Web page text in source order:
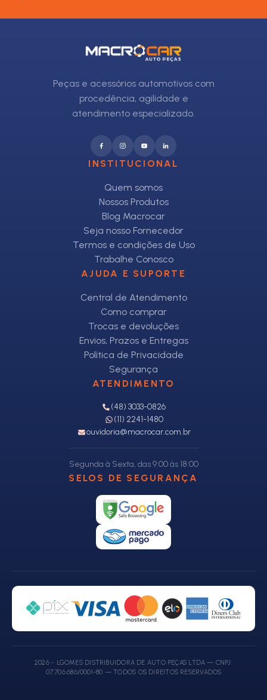
Peças e acessórios automotivos com
procedência, agilidade e
atendimento especializado.
INSTITUCIONAL
Quem somos
Nossos Produtos
Blog Macrocar
Seja nosso Fornecedor
Termos e condições de Uso
Trabalhe Conosco
AJUDA E SUPORTE
Central de Atendimento
Como comprar
Trocas e devoluções
Envios, Prazos e Entregas
Política de Privacidade
Segurança
ATENDIMENTO
(48) 3033-0826
(11) 2241-1480
ouvidoria@macrocar.com.br
Segunda à Sexta, das 9:00 às 18:00
SELOS DE SEGURANÇA
2026 - LGOMES DISTRIBUIDORA DE AUTO PEÇAS LTDA — CNPJ:
07.706.686/0001-80 — TODOS OS DIREITOS RESERVADOS